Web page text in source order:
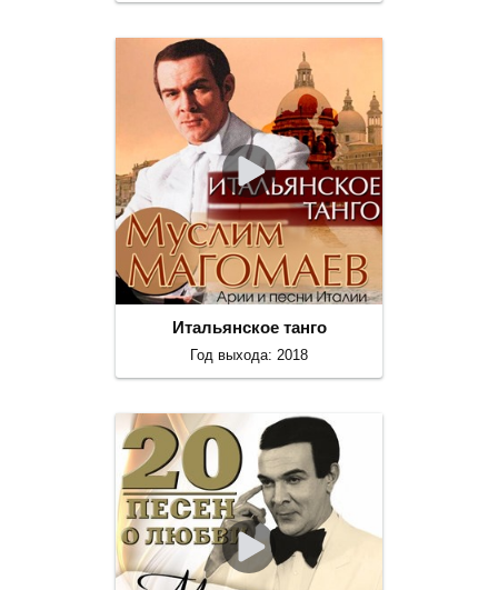
Итальянское танго
Год выхода: 2018